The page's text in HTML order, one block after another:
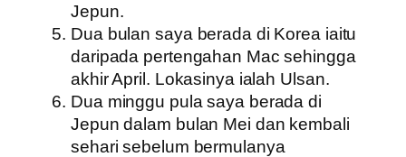
Jepun.
Dua bulan saya berada di Korea iaitu
daripada pertengahan Mac sehingga
akhir April. Lokasinya ialah Ulsan.
Dua minggu pula saya berada di
Jepun dalam bulan Mei dan kembali
sehari sebelum bermulanya